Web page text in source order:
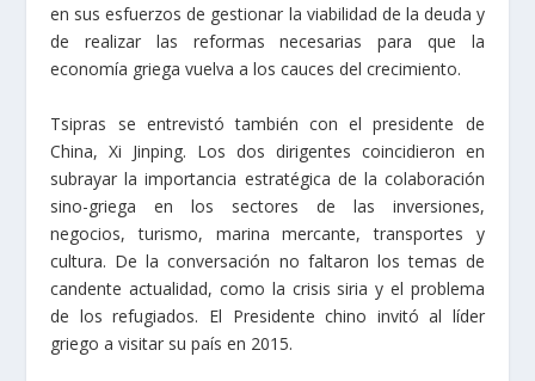
en sus esfuerzos de gestionar la viabilidad de la deuda y
de realizar las reformas necesarias para que la
economía griega vuelva a los cauces del crecimiento.
Tsipras se entrevistó también con el presidente de
China, Xi Jinping. Los dos dirigentes coincidieron en
subrayar la importancia estratégica de la colaboración
sino-griega en los sectores de las inversiones,
negocios, turismo, marina mercante, transportes y
cultura. De la conversación no faltaron los temas de
candente actualidad, como la crisis siria y el problema
de los refugiados. El Presidente chino invitó al líder
griego a visitar su país en 2015.